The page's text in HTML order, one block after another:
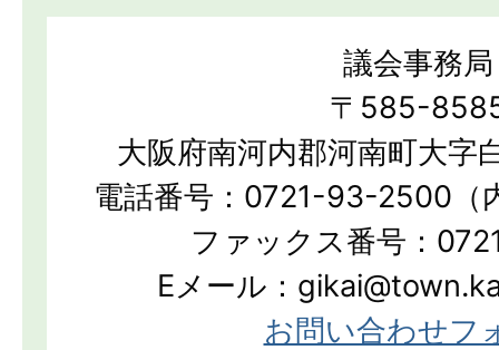
議会事務局
〒585-
大阪府南河内郡河南町大字
電話番号：0721-93-2500（
ファックス番号：
Eメール：
お問い合わせフ